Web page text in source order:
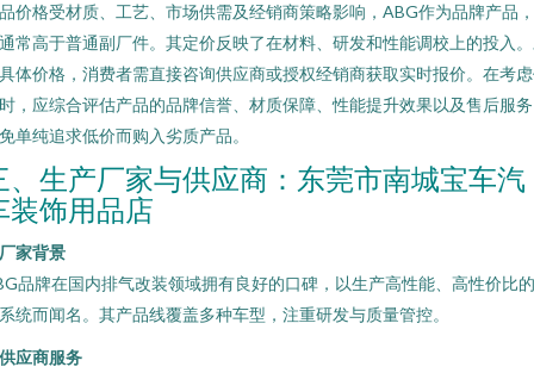
价格受材质、工艺、市场供需及经销商策略影响，ABG作为品牌产品
常高于普通副厂件。其定价反映了在材料、研发和性能调校上的投入
体价格，消费者需直接咨询供应商或授权经销商获取实时报价。在考
，应综合评估产品的品牌信誉、材质保障、性能提升效果以及售后服
单纯追求低价而购入劣质产品。
、生产厂家与供应商：东莞市南城宝车汽
装饰用品店
家背景
品牌在国内排气改装领域拥有良好的口碑，以生产高性能、高性价比
统而闻名。其产品线覆盖多种车型，注重研发与质量管控。
应商服务